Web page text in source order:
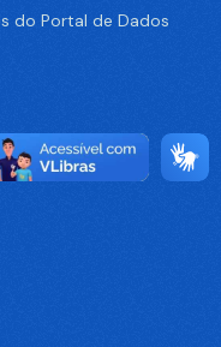
do Portal de Dados